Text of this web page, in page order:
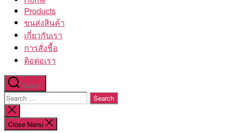
โรงงาน
Products
ขนส่งสินค้า
เกี่ยวกับเรา
การสั่งชื้อ
ติอต่อเรา
Search
Search
for:
Close
search
Close Menu